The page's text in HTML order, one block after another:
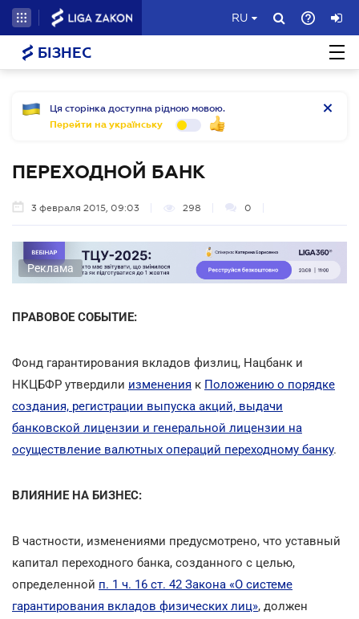
RU
БІЗНЕС
Ця сторінка доступна рідною мовою.
Перейти на українську
ПЕРЕХОДНОЙ БАНК
3 февраля 2015, 09:03 298 0
Реклама
ПРАВОВОЕ СОБЫТИЕ:
Фонд гарантирования вкладов физлиц, Нацбанк и
НКЦБФР утвердили изменения к Положению о порядке
создания, регистрации выпуска акций, выдачи
банковской лицензии и генеральной лицензии на
осуществление валютных операций переходному банку.
ВЛИЯНИЕ НА БИЗНЕС:
В частности, изменениями предусмотрено, что уставный
капитал переходного банка, созданного с целью,
определенной п. 1 ч. 16 ст. 42 Закона «О системе
гарантирования вкладов физических лиц», должен